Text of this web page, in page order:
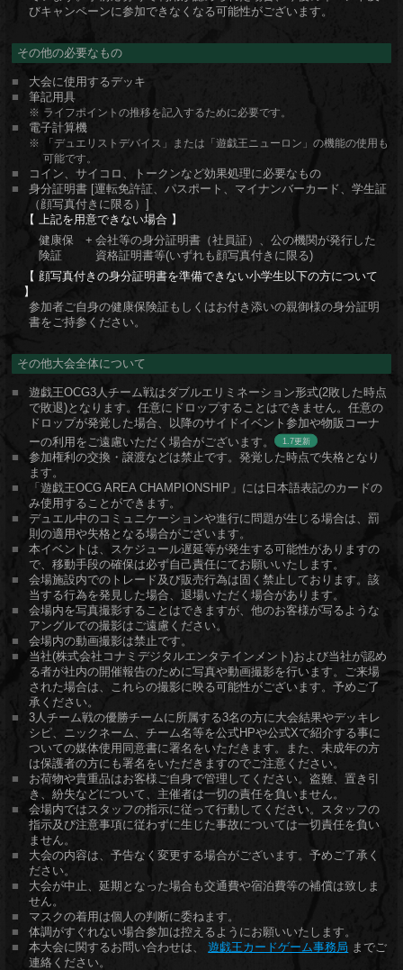
びキャンペーンに参加できなくなる可能性がございます。
その他の必要なもの
大会に使用するデッキ
筆記用具
ライフポイントの推移を記入するために必要です。
電子計算機
「デュエリストデバイス」または「遊戯王ニューロン」の機能の使用も
可能です。
コイン、サイコロ、トークンなど効果処理に必要なもの
身分証明書 [運転免許証、パスポート、マイナンバーカード、学生証
（顔写真付きに限る）]
上記を用意できない場合
健康保
険証
+ 会社等の身分証明書（社員証）、公の機関が発行した
資格証明書等(いずれも顔写真付きに限る)
顔写真付きの身分証明書を準備できない小学生以下の方について
参加者ご自身の健康保険証もしくはお付き添いの親御様の身分証明
書をご持参ください。
その他大会全体について
遊戯王OCG3人チーム戦はダブルエリミネーション形式(2敗した時点
で敗退)となります。任意にドロップすることはできません。任意の
ドロップが発覚した場合、以降のサイドイベント参加や物販コーナ
ーの利用をご遠慮いただく場合がございます。
1.7
参加権利の交換・譲渡などは禁止です。発覚した時点で失格となり
ます。
「遊戯王OCG AREA CHAMPIONSHIP」には日本語表記のカードの
み使用することができます。
デュエル中のコミュニケーションや進行に問題が生じる場合は、罰
則の適用や失格となる場合がございます。
本イベントは、スケジュール遅延等が発生する可能性がありますの
で、移動手段の確保は必ず自己責任にてお願いいたします。
会場施設内でのトレード及び販売行為は固く禁止しております。該
当する行為を発見した場合、退場いただく場合があります。
会場内を写真撮影することはできますが、他のお客様が写るような
アングルでの撮影はご遠慮ください。
会場内の動画撮影は禁止です。
当社(株式会社コナミデジタルエンタテインメント)および当社が認め
る者が社内の開催報告のために写真や動画撮影を行います。ご来場
された場合は、これらの撮影に映る可能性がございます。予めご了
承ください。
3人チーム戦の優勝チームに所属する3名の方に大会結果やデッキレ
シピ、ニックネーム、チーム名等を公式HPや公式Xで紹介する事に
ついての媒体使用同意書に署名をいただきます。また、未成年の方
は保護者の方にも署名をいただきますのでご注意ください。
お荷物や貴重品はお客様ご自身で管理してください。盗難、置き引
き、紛失などについて、主催者は一切の責任を負いません。
会場内ではスタッフの指示に従って行動してください。スタッフの
指示及び注意事項に従わずに生じた事故については一切責任を負い
ません。
大会の内容は、予告なく変更する場合がございます。予めご了承く
ださい。
大会が中止、延期となった場合も交通費や宿泊費等の補償は致しま
せん。
マスクの着用は個人の判断に委ねます。
体調がすぐれない場合参加は控えるようにお願いいたします。
本大会に関するお問い合わせは、
遊戯王カードゲーム事務局 までご
連絡ください。